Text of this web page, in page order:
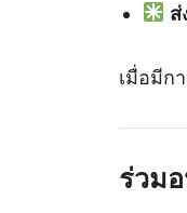
ส่
เมื่อมีก
ร่วม